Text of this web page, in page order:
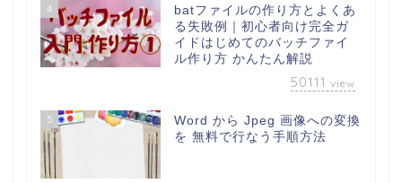
4
batファイルの作り方とよくあ
る失敗例｜初心者向け完全ガ
イドはじめてのバッチファイ
ル作り方 かんたん解説
50111 view
5
Word から Jpeg 画像への変換
を 無料で行なう手順方法